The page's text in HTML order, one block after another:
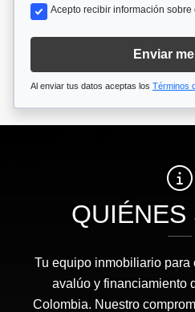
Acepto recibir información
Enviar
Al enviar tus datos aceptas los Términos
QUIÉNES
Tu equipo inmobiliario para
avalúo y financiamiento
Colombia. Nuestro